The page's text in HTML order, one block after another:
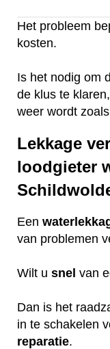
Het probleem
kosten.
Is het nodig om
de klus te
weer wordt
Lekkage
loodgieter
Een
van problemen
Wilt u snel van
Dan is het
in te schakelen
reparatie.